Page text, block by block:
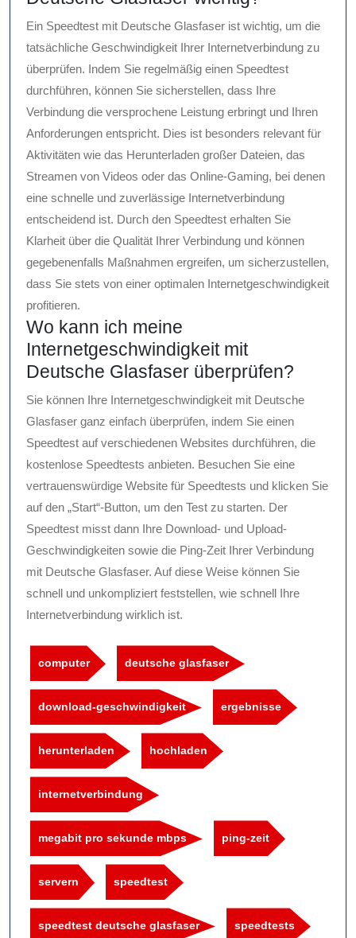
Ein Speedtest mit Deutsche Glasfaser ist wichtig, um die
tatsächliche Geschwindigkeit Ihrer Internetverbindung zu
überprüfen. Indem Sie regelmäßig einen Speedtest
durchführen, können Sie sicherstellen, dass Ihre
Verbindung die versprochene Leistung erbringt und Ihren
Anforderungen entspricht. Dies ist besonders relevant für
Aktivitäten wie das Herunterladen großer Dateien, das
Streamen von Videos oder das Online-Gaming, bei denen
eine schnelle und zuverlässige Internetverbindung
entscheidend ist. Durch den Speedtest erhalten Sie
Klarheit über die Qualität Ihrer Verbindung und können
gegebenenfalls Maßnahmen ergreifen, um sicherzustellen,
dass Sie stets von einer optimalen Internetgeschwindigkeit
profitieren.
Wo kann ich meine
Internetgeschwindigkeit mit
Deutsche Glasfaser überprüfen?
Sie können Ihre Internetgeschwindigkeit mit Deutsche
Glasfaser ganz einfach überprüfen, indem Sie einen
Speedtest auf verschiedenen Websites durchführen, die
kostenlose Speedtests anbieten. Besuchen Sie eine
vertrauenswürdige Website für Speedtests und klicken Sie
auf den „Start“-Button, um den Test zu starten. Der
Speedtest misst dann Ihre Download- und Upload-
Geschwindigkeiten sowie die Ping-Zeit Ihrer Verbindung
mit Deutsche Glasfaser. Auf diese Weise können Sie
schnell und unkompliziert feststellen, wie schnell Ihre
Internetverbindung wirklich ist.
computer deutsche glasfaser
download-geschwindigkeit ergebnisse
herunterladen hochladen
internetverbindung
megabit pro sekunde mbps ping-zeit
servern speedtest
speedtest deutsche glasfaser speedtests